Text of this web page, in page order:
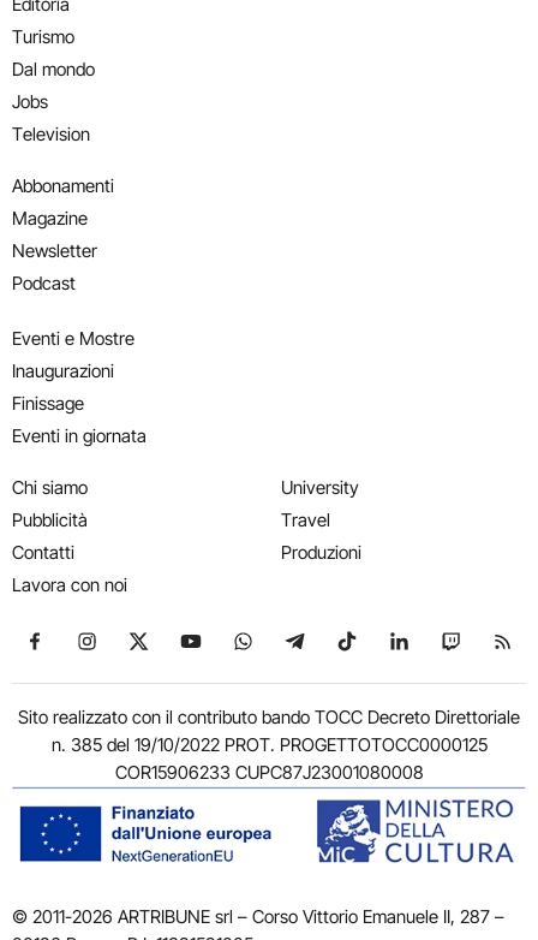
Editoria
Turismo
Dal mondo
Jobs
Television
Abbonamenti
Magazine
Newsletter
Podcast
Eventi e Mostre
Inaugurazioni
Finissage
Eventi in giornata
Chi siamo
Pubblicità
Contatti
Lavora con noi
University
Travel
Produzioni
Seguici su Facebook
Seguici su Instagram
Seguici su X
Seguici su YouTube
Seguici su WhatsApp
Seguici su Telegram
Seguici su TikTok
Seguici su
Seguici
Sito realizzato con il contributo bando TOCC Decreto Direttoriale
n. 385 del 19/10/2022 PROT. PROGETTOTOCC0000125
COR15906233 CUPC87J23001080008
© 2011-2026 ARTRIBUNE srl – Corso Vittorio Emanuele II, 287 –